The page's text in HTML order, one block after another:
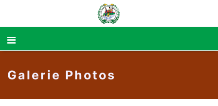
Galerie Photos